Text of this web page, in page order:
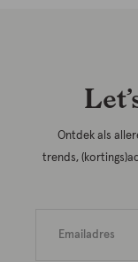
Ontdek als
trends,